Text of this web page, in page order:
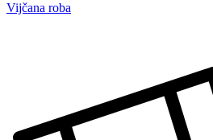
Vijčana roba